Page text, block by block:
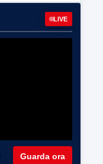
LIVE
Guarda ora